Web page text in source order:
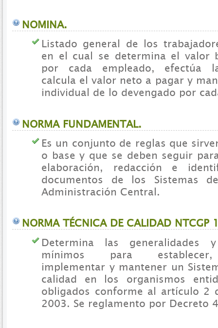
NOMINA.
Listado general de los
en el cual se determina el valor
por cada empleado, efectúa
calcula el valor neto a pagar y
individual de lo devengado por
NORMA FUNDAMENTAL.
Es un conjunto de reglas que
o base y que se deben seguir
elaboración, redacción e
documentos de los Sistemas
Administración Central.
NORMA TÉCNICA DE CALIDAD
Determina las generalidades
mínimos para establecer,
implementar y mantener un
calidad en los organismos
obligados conforme al artículo 2
2003. Se reglamento por Decreto